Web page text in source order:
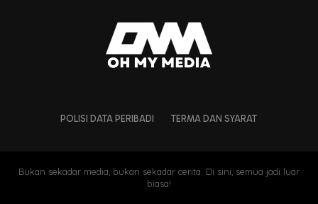
POLISI DATA PERIBADI TERMA DAN SYARAT
Bukan sekadar media, bukan sekadar cerita. Di sini, semua jadi luar
biasa!